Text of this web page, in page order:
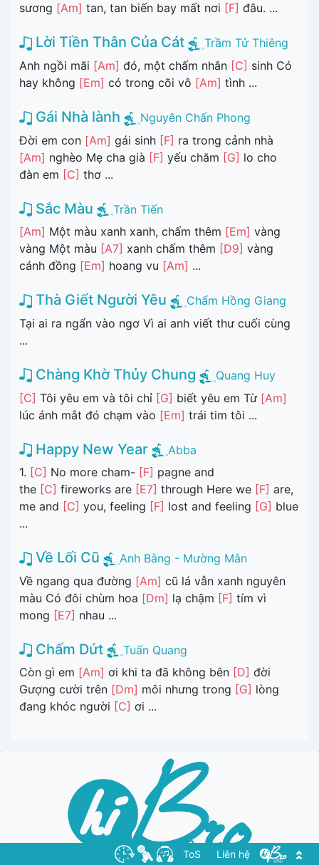
sương [Am] tan, tan biến bay mất nơi [F] đâu. ...
Lời Tiền Thân Của Cát
Trầm Tử Thiêng
Anh ngồi mãi [Am] đó, một chấm nhân [C] sinh Có
hay không [Em] có trong cõi vô [Am] tình ...
Gái Nhà lành
Nguyên Chấn Phong
Đời em con [Am] gái sinh [F] ra trong cảnh nhà
[Am] nghèo Mẹ cha già [F] yếu chăm [G] lo cho
đàn em [C] thơ ...
Sắc Màu
Trần Tiến
[Am] Một màu xanh xanh, chấm thêm [Em] vàng
vàng Một màu [A7] xanh chấm thêm [D9] vàng
cánh đồng [Em] hoang vu [Am] ...
Thà Giết Người Yêu
Chẩm Hồng Giang
Tại ai ra ngẩn vào ngơ Vì ai anh viết thư cuối cùng
...
Chàng Khờ Thủy Chung
Quang Huy
[C] Tôi yêu em và tôi chỉ [G] biết yêu em Từ [Am]
lúc ánh mắt đó chạm vào [Em] trái tim tôi ...
Happy New Year
Abba
1. [C] No more cham- [F] pagne and
the [C] fireworks are [E7] through Here we [F] are,
me and [C] you, feeling [F] lost and feeling [G] blue
...
Về Lối Cũ
Anh Bằng - Mường Mân
Về ngang qua đường [Am] cũ lá vẫn xanh nguyên
màu Có đôi chùm hoa [Dm] lạ chậm [F] tím vì
mong [E7] nhau ...
Chấm Dứt
Tuấn Quang
Còn gì em [Am] ơi khi ta đã không bên [D] đời
Gượng cười trên [Dm] môi nhưng trong [G] lòng
đang khóc người [C] ơi ...
ToS Liên hệ